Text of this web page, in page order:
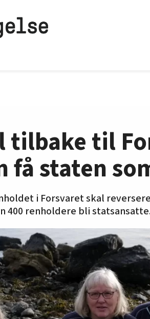
tilbake til
få staten
i Forsvaret skal
400 renholdere bli